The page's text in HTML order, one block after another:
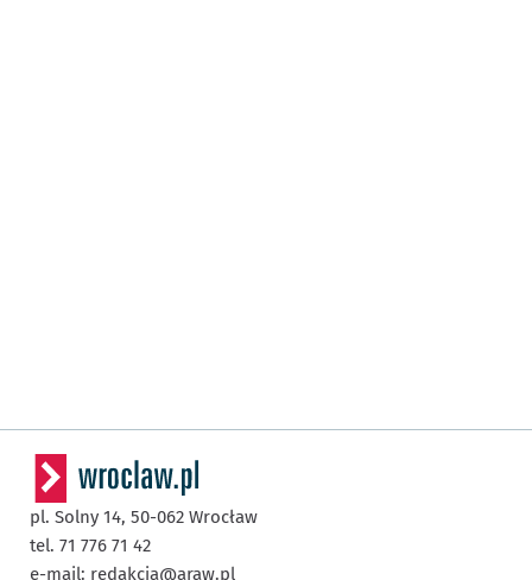
pl. Solny 14, 50-062 Wrocław
tel. 71 776 71 42
e-mail: redakcja@araw.pl